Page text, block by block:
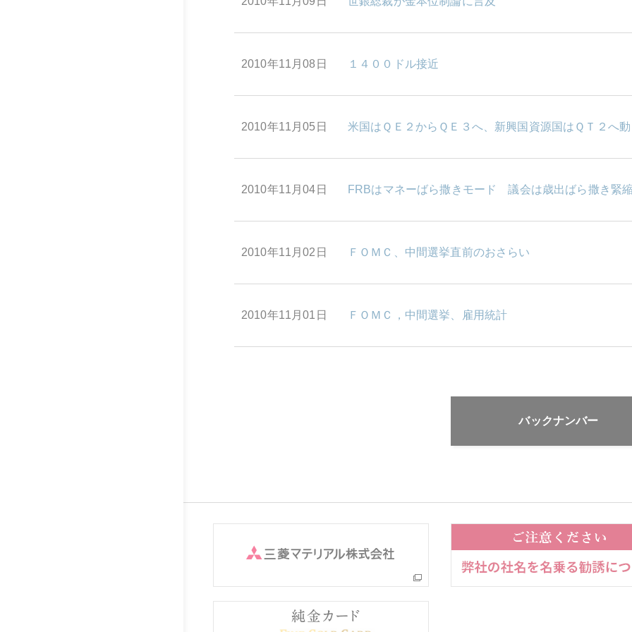
2010年11月08日 １４００ドル接近
2010年11月05日 米国はＱＥ２からＱＥ３へ、新興国資源国はＱＴ２へ動
2010年11月04日 FRBはマネーばら撒きモード 議会は歳出ばら撒き緊
2010年11月02日 ＦＯＭＣ、中間選挙直前のおさらい
2010年11月01日 ＦＯＭＣ，中間選挙、雇用統計
バックナンバー